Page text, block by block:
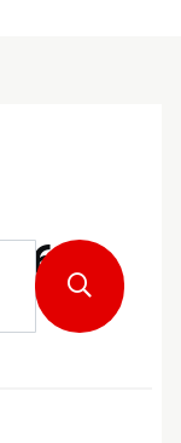
Zoeken
160